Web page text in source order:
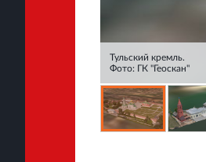
Тульский кремль.
Фото: ГК "Геоскан"